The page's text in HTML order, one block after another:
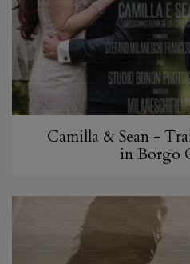
Camilla & Sean -
in Borgo